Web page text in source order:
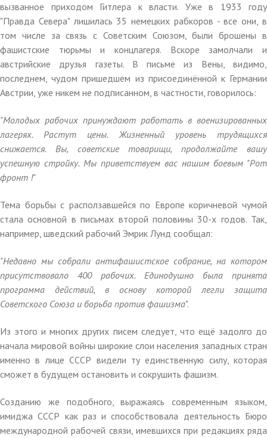
вызванное приходом Гитлера к власти. Уже в 1933 году
"Правда Севера" лишилась 35 немецких рабкоров - все они, в
том числе за связь с Советским Союзом, были брошены в
фашистские тюрьмы и концлагеря. Вскоре замолчали и
австрийские друзья газеты. В письме из Вены, видимо,
последнем, чудом пришедшем из присоединённой к Германии
Австрии, уже никем не подписанном, в частности, говорилось:
"Молодых рабочих принуждают работать в военизированных
лагерях. Растут цены. Жизненный уровень трудящихся
снижается. Вы, советские товарищи, продолжайте вашу
успешную стройку. Мы приветствуем вас нашим боевым "Рот
фронт !"
Тема борьбы с расползавшейся по Европе коричневой чумой
стала основной в письмах второй половины 30-х годов. Так,
например, шведский рабочий Эмрик Лунд сообщал:
"Недавно мы собрали антифашистское собрание, на котором
присутствовало 400 рабочих. Единодушно была принята
программа действий, в основу которой легли защита
Советского Союза и борьба против фашизма".
Из этого и многих других писем следует, что ещё задолго до
начала мировой войны широкие слои населения западных стран
именно в лице СССР видели ту единственную силу, которая
сможет в будущем остановить и сокрушить фашизм.
Созданию же подобного, выражаясь современным языком,
имиджа СССР как раз и способствовала деятельность Бюро
международной рабочей связи, имевшихся при редакциях ряда